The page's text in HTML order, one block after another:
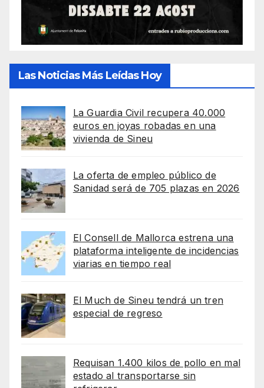
Las Noticias Más Leídas Hoy
La Guardia Civil recupera 40.000
euros en joyas robadas en una
vivienda de Sineu
La oferta de empleo público de
Sanidad será de 705 plazas en 2026
El Consell de Mallorca estrena una
plataforma inteligente de incidencias
viarias en tiempo real
El Much de Sineu tendrá un tren
especial de regreso
Requisan 1.400 kilos de pollo en mal
estado al transportarse sin